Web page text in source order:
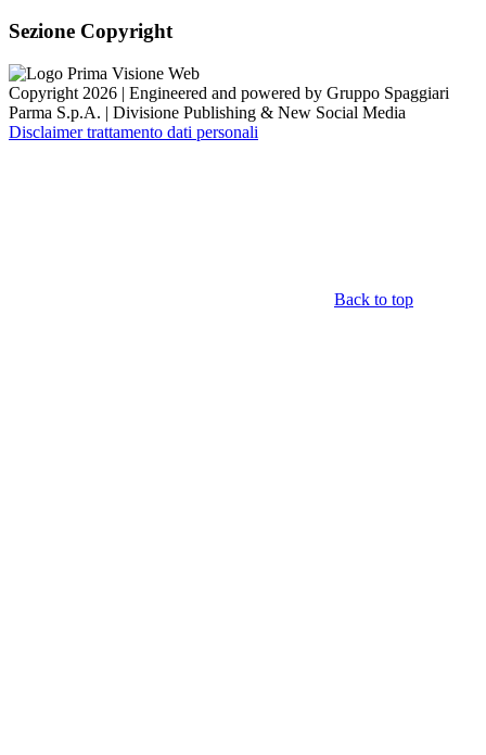
Sezione Copyright
Copyright 2026 | Engineered and powered by Gruppo Spaggiari
Parma S.p.A. | Divisione Publishing & New Social Media
Disclaimer trattamento dati personali
Back to top